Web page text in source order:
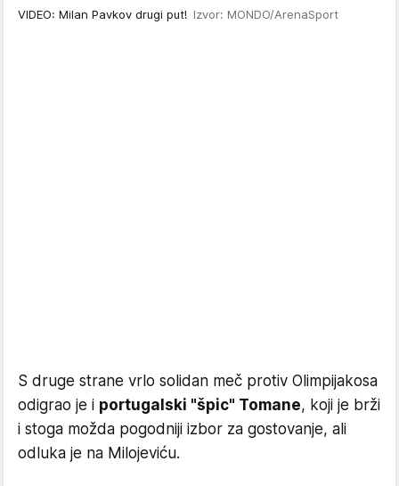
VIDEO: Milan Pavkov drugi put! Izvor: MONDO/ArenaSport
S druge strane vrlo solidan meč protiv Olimpijakosa
odigrao je i portugalski "špic" Tomane, koji je brži
i stoga možda pogodniji izbor za gostovanje, ali
odluka je na Milojeviću.